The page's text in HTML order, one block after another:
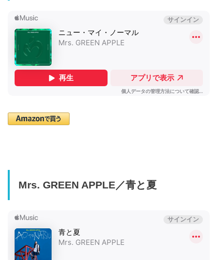
Mrs. GREEN APPLE／青と夏